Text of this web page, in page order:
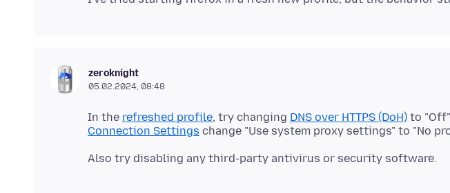
zeroknight
05.02.2024, 08:48
In the refreshed profile, try changing DNS over HTTPS (DoH) to
Connection Settings